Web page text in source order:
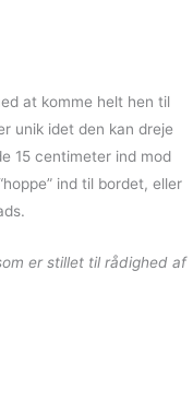
at komme helt hen til
unik idet den kan dreje
15 centimeter ind mod
ind til bordet, eller
er stillet til rådighed af